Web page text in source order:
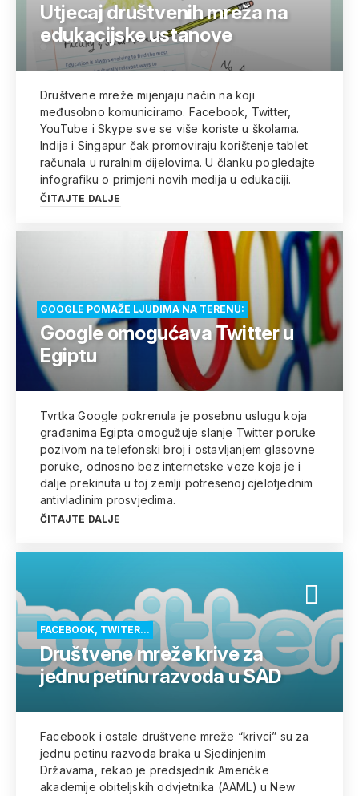
Utjecaj društvenih mreža na
edukacijske ustanove
Društvene mreže mijenjaju način na koji
međusobno komuniciramo. Facebook, Twitter,
YouTube i Skype sve se više koriste u školama.
Indija i Singapur čak promoviraju korištenje tablet
računala u ruralnim dijelovima. U članku pogledajte
infografiku o primjeni novih medija u edukaciji.
ČITAJTE DALJE
GOOGLE POMAŽE LJUDIMA NA TERENU:
Google omogućava Twitter u
Egiptu
Tvrtka Google pokrenula je posebnu uslugu koja
građanima Egipta omogužuje slanje Twitter poruke
pozivom na telefonski broj i ostavljanjem glasovne
poruke, odnosno bez internetske veze koja je i
dalje prekinuta u toj zemlji potresenoj cjelotjednim
antivladinim prosvjedima.
ČITAJTE DALJE
FACEBOOK, TWITER...
Društvene mreže krive za
jednu petinu razvoda u SAD
Facebook i ostale društvene mreže “krivci” su za
jednu petinu razvoda braka u Sjedinjenim
Državama, rekao je predsjednik Američke
akademije obiteljskih odvjetnika (AAML) u New